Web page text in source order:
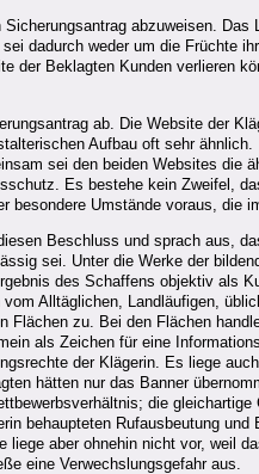
Sicherungsantrag abzuweisen.
dadurch weder um die Früchte
der Beklagten Kunden verlieren
ab. Die Website der
Aufbau oft sehr
sei den beiden Websites die
Es bestehe kein Zweifel,
besondere Umstände voraus, die
Beschluss und sprach aus,
sei. Unter die Werke der
des Schaffens objektiv als
Alltäglichen, Landläufigen,
Flächen zu. Bei den Flächen
als Zeichen für eine
der Klägerin. Es liege
hätten nur das Banner
die
behaupteten Rufausbeutung
liege aber ohnehin nicht vor, weil
eine Verwechslungsgefahr aus.